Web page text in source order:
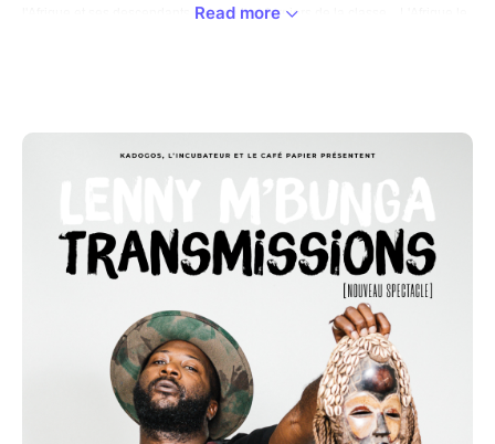
l'Afrique et ses descendants comme les derniers de la classe... L'Afrique le
Bungaestdeceuxquipensent que faire rire est un moyen de
transmettre des messages bien plus puissants que de longs
Pendant une heure, il mélange humour et histoire pour nous en
apprendre plus sur l'Afrique et sa diaspora.
"Celui qui ne sait pas d'où il vient ne peut savoir où il va"
'histoire de l'Afrique n'est pas une histoire de noirs, mais une histoire
Read more